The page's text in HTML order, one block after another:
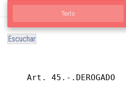
Texto
Escuchar
Art. 45.-.DEROGADO